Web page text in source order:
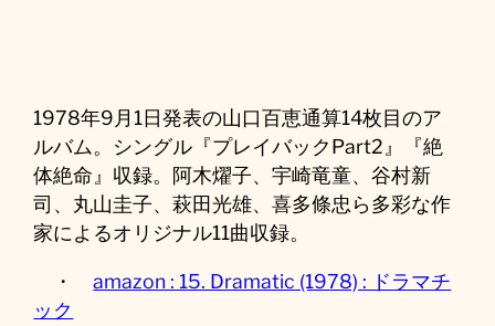
1978年9月1日発表の山口百恵通算14枚目のア
ルバム。シングル『プレイバックPart2』『絶
体絶命』収録。阿木燿子、宇崎竜童、谷村新
司、丸山圭子、萩田光雄、喜多條忠ら多彩な作
家によるオリジナル11曲収録。
・amazon : 15. Dramatic (1978) : ドラマチ
ック